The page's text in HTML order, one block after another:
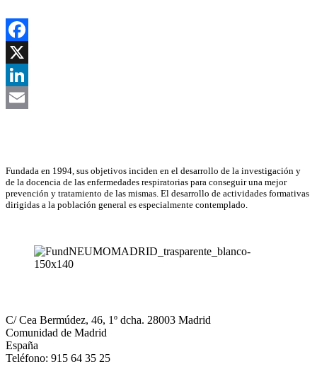
Facebook
X
LinkedIn
Fundada en 1994, sus objetivos inciden en el desarrollo de la investigación y
de la docencia de las enfermedades respiratorias para conseguir una mejor
prevención y tratamiento de las mismas. El desarrollo de actividades formativas
dirigidas a la población general es especialmente contemplado.
C/ Cea Bermúdez, 46, 1º dcha. 28003 Madrid
Comunidad de Madrid
España
Teléfono: 915 64 35 25